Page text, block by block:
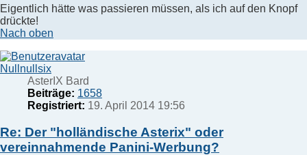
Eigentlich hätte was passieren müssen, als ich auf den Knopf
drückte!
Nach oben
Nullnullsix
AsterIX Bard
Beiträge: 1658
Registriert: 19. April 2014 19:56
Re: Der "holländische Asterix" oder
vereinnahmende Panini-Werbung?